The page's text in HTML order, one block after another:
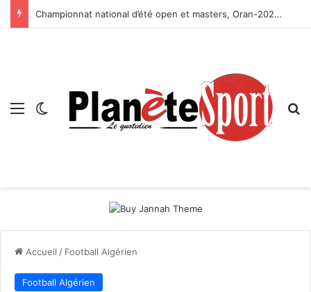
Championnat national d’été open et masters, Oran-2026 — Le CRB s’adjuge le titre
Menu Switch skin
Accueil / Football Algérien
Football Algérien